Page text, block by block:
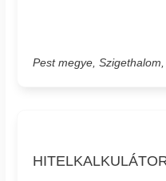
Pest megye,